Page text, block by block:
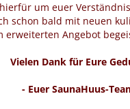
Alltag
um euer
schon bald mit neuen
erweiterten Angebot
Vielen Dank für Eure
- Euer SaunaHuus-